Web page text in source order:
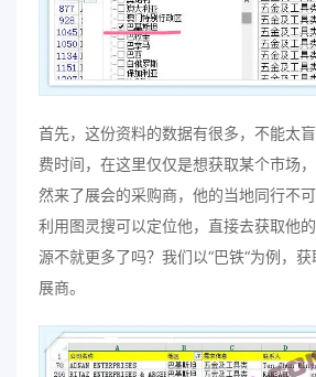
首先，这份资料的数据有很多，不能太
费时间，在这里仅仅是想获取某个市场
然来了展会的采购商，他的当地同行不可
利用图灵搜可以定位他，直接去获取他
源不就更多了吗？我们以“巴铁“为例，
展商。